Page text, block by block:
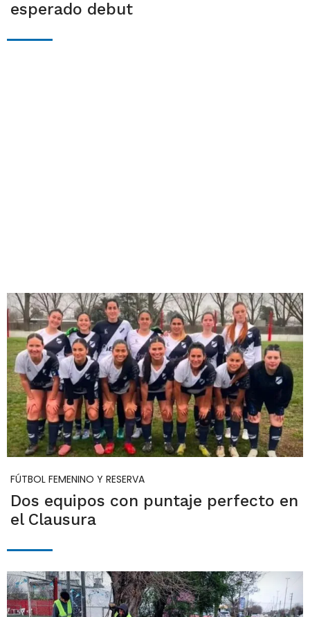
esperado debut
FÚTBOL FEMENINO Y RESERVA
Dos equipos con puntaje perfecto en
el Clausura